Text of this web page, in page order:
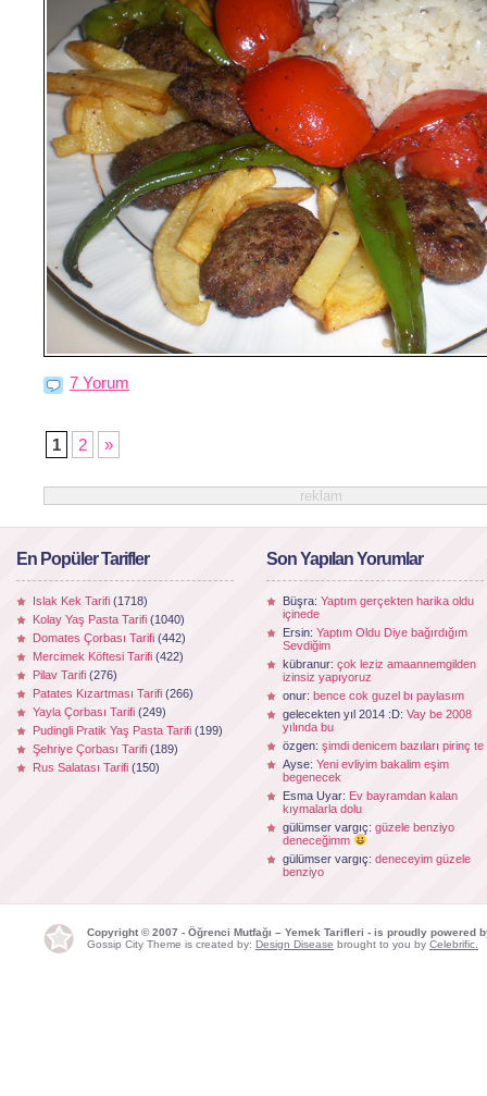
7 Yorum
1 2 »
reklam
En Popüler Tarifler
Islak Kek Tarifi (1718)
Kolay Yaş Pasta Tarifi (1040)
Domates Çorbası Tarifi (442)
Mercimek Köftesi Tarifi (422)
Pilav Tarifi (276)
Patates Kızartması Tarifi (266)
Yayla Çorbası Tarifi (249)
Pudingli Pratik Yaş Pasta Tarifi (199)
Şehriye Çorbası Tarifi (189)
Rus Salatası Tarifi (150)
Son Yapılan Yorumlar
Büşra: Yaptım gerçekten harika oldu
içinede
Ersin: Yaptım Oldu Diye bağırdığım
Sevdiğim
kübranur: çok leziz amaannemgilden
izinsiz yapıyoruz
onur: bence cok guzel bı paylasım
gelecekten yıl 2014 :D: Vay be 2008
yılında bu
özgen: şimdi denicem bazıları pirinç te
Ayse: Yeni evliyim bakalim eşim
begenecek
Esma Uyar: Ev bayramdan kalan
kıymalarla dolu
gülümser vargıç: güzele benziyo
deneceğimm
gülümser vargıç: deneceyim güzele
benziyo
Copyright © 2007 - Öğrenci Mutfağı – Yemek Tarifleri - is proudly powered
Gossip City Theme is created by: Design Disease brought to you by Celebrific.